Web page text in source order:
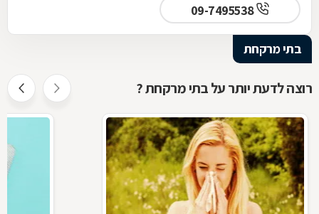
09-7495538
בתי מרקחת
רוצה לדעת יותר על בתי מרקחת ?